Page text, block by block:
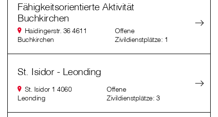
Fähigkeitsorientierte Aktivität
Buchkirchen
Haidingerstr. 36 4611
Buchkirchen
Offene
Zivildienstplätze: 1
St. Isidor - Leonding
St. Isidor 1 4060
Leonding
Offene
Zivildienstplätze: 3